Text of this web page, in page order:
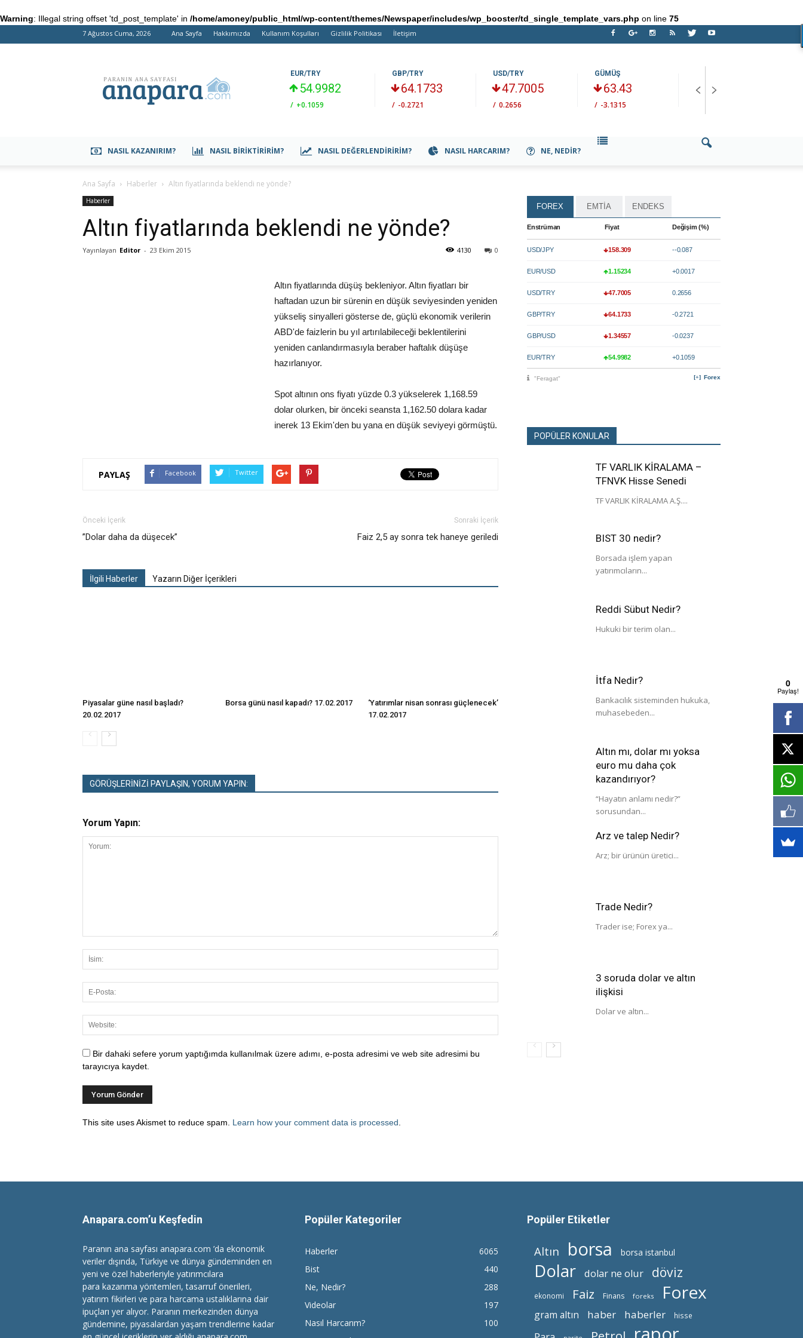
Warning: Illegal string offset 'td_post_template' in /home/amoney/public_html/wp-content/themes/Newspaper/includes/wp_booster/td_single_template_vars.php on line 75
7 Ağustos Cuma, 2026 Ana Sayfa Hakkımızda Kullanım Koşulları Gizlilik Politikası İletişim
EUR/TRY
54.9982
/ +0.1059
GBP/TRY
64.1733
/ -0.2721
USD/TRY
47.7005
/ 0.2656
GÜMÜŞ
63.43
/ -3.1315
83.1
NASIL KAZANIRIM? NASIL BIRIKTIRIRIM? NASIL DEĞERLENDIRIRIM? NASIL HARCARIM? NE, NEDIR?
Ana Sayfa Haberler Altın fiyatlarında beklendi ne yönde?
Haberler
Altın fiyatlarında beklendi ne yönde?
Yayınlayan Editor - 23 Ekim 2015 0
4130
Altın fiyatlarında düşüş bekleniyor. Altın fiyatları bir
haftadan uzun bir sürenin en düşük seviyesinden yeniden
yükseliş sinyalleri gösterse de, güçlü ekonomik verilerin
ABD'de faizlerin bu yıl artırılabileceği beklentilerini
yeniden canlandırmasıyla beraber haftalık düşüşe
hazırlanıyor.
Spot altının ons fiyatı yüzde 0.3 yükselerek 1,168.59
dolar olurken, bir önceki seansta 1,162.50 dolara kadar
inerek 13 Ekim'den bu yana en düşük seviyeyi görmüştü.
PAYLAŞ Facebook Twitter
Önceki İçerik
”Dolar daha da düşecek”
Sonraki İçerik
Faiz 2,5 ay sonra tek haneye geriledi
İlgili Haberler Yazarın Diğer İçerikleri
Piyasalar güne nasıl başladı?
20.02.2017
Borsa günü nasıl kapadı? 17.02.2017
‘Yatırımlar nisan sonrası güçlenecek’
17.02.2017
GÖRÜŞLERİNİZİ PAYLAŞIN, YORUM YAPIN:
Yorum Yapın:
Bir dahaki sefere yorum yaptığımda kullanılmak üzere adımı, e-posta adresimi ve web site adresimi bu
tarayıcıya kaydet.
This site uses Akismet to reduce spam. Learn how your comment data is processed
FOREX EMTİA ENDEKS
Enstrüman Fiyat Değişim (%)
USD/JPY 158.309 --0.087
EUR/USD 1.15234 +0.0017
USD/TRY 47.7005 0.2656
GBP/TRY 64.1733 -0.2721
GBP/USD 1.34557 -0.0237
EUR/TRY 54.9982 +0.1059
Forex
"Feragat"
POPÜLER KONULAR
TF VARLIK KİRALAMA –
TFNVK Hisse Senedi
TF VARLIK KİRALAMA A.Ş....
BIST 30 nedir?
Borsada işlem yapan
yatırımcıların...
Reddi Sübut Nedir?
Hukuki bir terim olan...
İtfa Nedir?
Bankacılık sisteminden hukuka,
muhasebeden...
Altın mı, dolar mı yoksa
euro mu daha çok
kazandırıyor?
“Hayatın anlamı nedir?”
sorusundan...
Arz ve talep Nedir?
Arz; bir ürünün üretici...
Trade Nedir?
Trader ise; Forex ya...
3 soruda dolar ve altın
ilişkisi
Dolar ve altın...
Anapara.com’u Keşfedin
Paranın ana sayfası anapara.com ’da ekonomik
veriler dışında, Türkiye ve dünya gündeminden en
yeni ve özel haberleriyle yatırımcılara
para kazanma yöntemleri, tasarruf önerileri,
yatırım fikirleri ve para harcama ustalıklarına dair
ipuçları yer alıyor. Paranın merkezinden dünya
gündemine, piyasalardan yaşam trendlerine kadar
Popüler Kategoriler
Haberler
6065
Bist
440
Ne, Nedir?
288
Videolar
197
Nasıl Harcarım?
100
Popüler Etiketler
Altın borsa borsa istanbul
Dolar dolar ne olur döviz
ekonomi Faiz Finans foreks Forex
gram altın haber haberler hisse
0
Paylaş!